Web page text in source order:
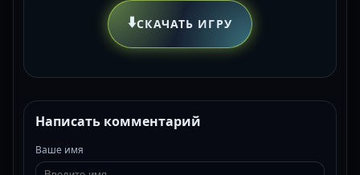
⬇️СКАЧАТЬ ИГРУ
Написать комментарий
Ваше имя